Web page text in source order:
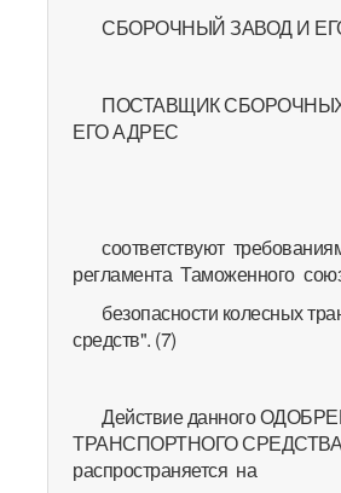
СБОРОЧНЫЙ ЗАВОД И
ПОСТАВЩИК
ЕГО АДРЕС
соответствуют
регламента Таможенного
безопасности колесных
средств". (7)
Действие данного
ТРАНСПОРТНОГО
распространяется на